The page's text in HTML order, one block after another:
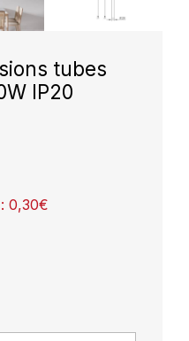
tubes
IP20
0,30€